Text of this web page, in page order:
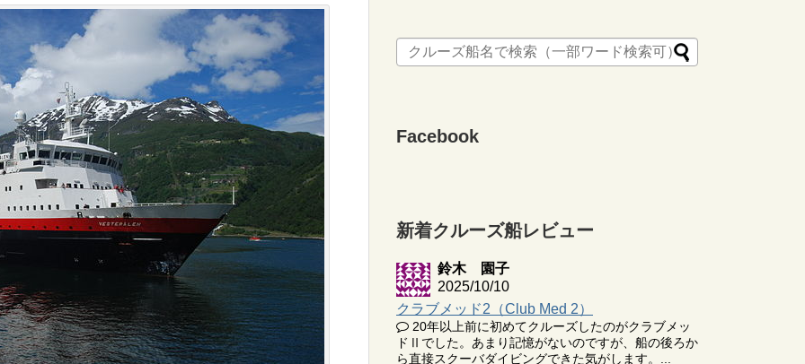
Facebook
新着クルーズ船レビュー
鈴木 園子
2025/10/10
クラブメッド2（Club Med 2）
20年以上前に初めてクルーズしたのがクラブメッ
ドⅡでした。あまり記憶がないのですが、船の後ろか
ら直接スクーバダイビングできた気がします。...